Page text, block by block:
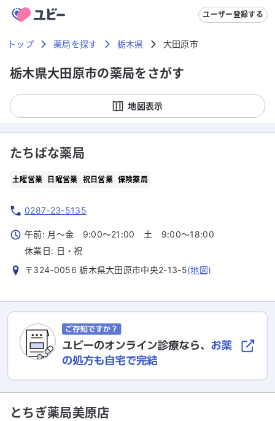
ユーザー登録する
トップ 薬局を探す 栃木県 大田原市
栃木県大田原市の薬局をさがす
地図表示
たちばな薬局
土曜営業 日曜営業 祝日営業 保険薬局
0287-23-5135
午前: 月～金 9:00～21:00 土 9:00～18:00
休業日: 日・祝
〒324-0056 栃木県大田原市中央2-13-5(地図)
とちぎ薬局美原店